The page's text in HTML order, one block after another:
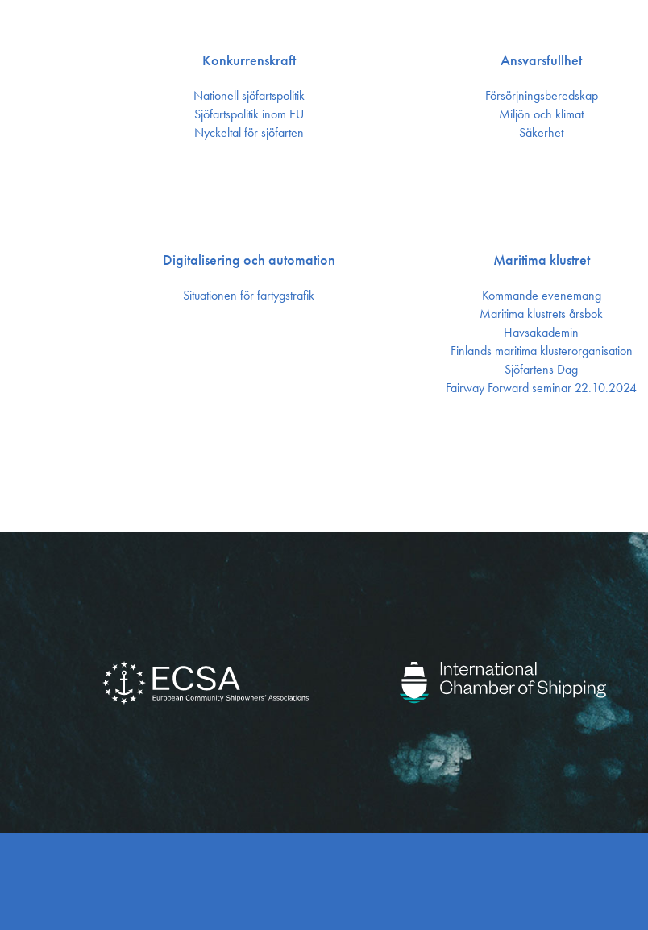
Konkurrenskraft
Nationell sjöfartspolitik
Sjöfarts­politik inom EU
Nyckeltal för sjöfarten
Ansvarsfullhet
Försörjnings­beredskap
Miljön och klimat
Säkerhet
Digitalisering och automation
Situationen för fartygstrafik
Maritima klustret
Kommande evenemang
Maritima klustrets årsbok
Havsakademin
Finlands maritima kluster­organisation
Sjöfartens Dag
Fairway Forward seminar 22.10.2024